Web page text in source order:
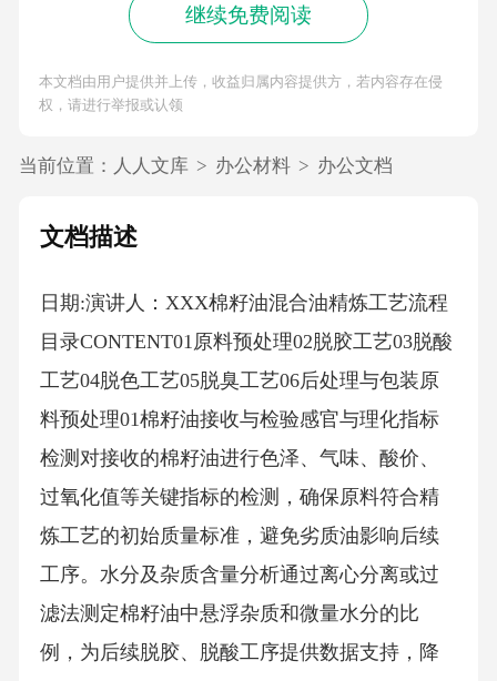
继续免费阅读
本文档由用户提供并上传，收益归属内容提供方，若内容存在侵
权，请进行举报或认领
当前位置： 人人文库 > 办公材料 > 办公文档
文档描述
日期:演讲人：XXX棉籽油混合油精炼工艺流程
目录CONTENT01原料预处理02脱胶工艺03脱酸
工艺04脱色工艺05脱臭工艺06后处理与包装原
料预处理01棉籽油接收与检验感官与理化指标
检测对接收的棉籽油进行色泽、气味、酸价、
过氧化值等关键指标的检测，确保原料符合精
炼工艺的初始质量标准，避免劣质油影响后续
工序。水分及杂质含量分析通过离心分离或过
滤法测定棉籽油中悬浮杂质和微量水分的比
例，为后续脱胶、脱酸工序提供数据支持，降